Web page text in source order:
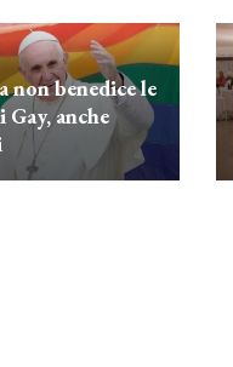
non benedice le
anche